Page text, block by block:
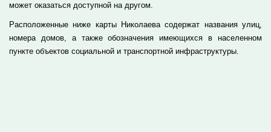
может оказаться доступной на другом.
Расположенные ниже карты Николаева содержат названия улиц,
номера домов, а также обозначения имеющихся в населенном
пункте объектов социальной и транспортной инфраструктуры.